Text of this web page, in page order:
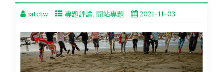
iatctw 專題評論, 開站專題 2021-11-03